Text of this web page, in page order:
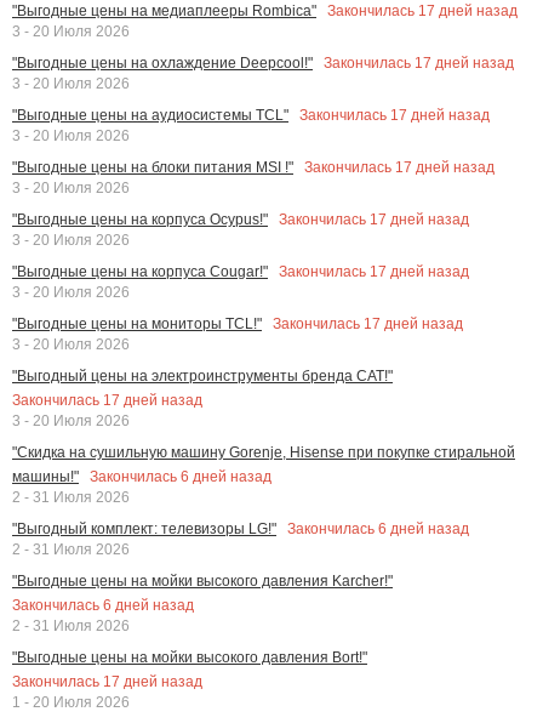
"Выгодные цены на медиаплееры Rombica"
Закончилась 17 дней назад
3 - 20 Июля 2026
"Выгодные цены на охлаждение Deepcool!"
Закончилась 17 дней назад
3 - 20 Июля 2026
"Выгодные цены на аудиосистемы TCL"
Закончилась 17 дней назад
3 - 20 Июля 2026
"Выгодные цены на блоки питания MSI !"
Закончилась 17 дней назад
3 - 20 Июля 2026
"Выгодные цены на корпуса Ocypus!"
Закончилась 17 дней назад
3 - 20 Июля 2026
"Выгодные цены на корпуса Cougar!"
Закончилась 17 дней назад
3 - 20 Июля 2026
"Выгодные цены на мониторы TCL!"
Закончилась 17 дней назад
3 - 20 Июля 2026
"Выгодный цены на электроинструменты бренда CAT!"
Закончилась 17 дней назад
3 - 20 Июля 2026
"Скидка на сушильную машину Gorenje, Hisense при покупке стиральной
машины!"
Закончилась 6 дней назад
2 - 31 Июля 2026
"Выгодный комплект: телевизоры LG!"
Закончилась 6 дней назад
2 - 31 Июля 2026
"Выгодные цены на мойки высокого давления Karcher!"
Закончилась 6 дней назад
2 - 31 Июля 2026
"Выгодные цены на мойки высокого давления Bort!"
Закончилась 17 дней назад
1 - 20 Июля 2026